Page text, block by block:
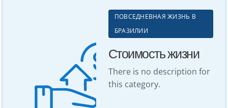
ПОВСЕДНЕВНАЯ ЖИЗНЬ В
БРАЗИЛИИ
Стоимость жизни
There is no description for
this category.